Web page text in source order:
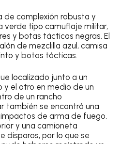
de complexión robusta y
verde tipo camuflaje militar,
y botas tácticas negras. El
de mezclilla azul, camisa
y botas tácticas.
localizado junto a un
el otro en medio de un
de un rancho
también se encontró una
de arma de fuego,
y una camioneta
disparos, por lo que se